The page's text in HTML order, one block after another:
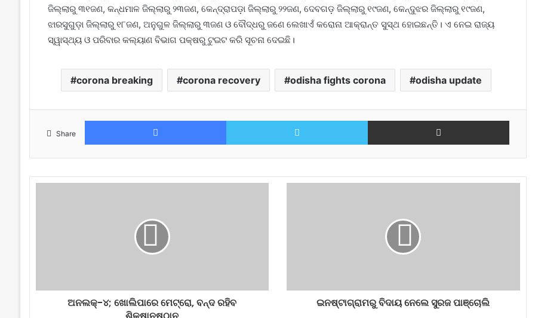
ଜିଲ୍ଲାରୁ ୩୧ଜଣ, କନ୍ଧମାଳ ଜିଲ୍ଲାରୁ ୨୩ଜଣ, କେନ୍ଦ୍ରାପଡ଼ା ଜିଲ୍ଲାରୁ ୨୨ଜଣ, ଦେବଗଡ଼ ଜିଲ୍ଲାରୁ ୧୯ଜଣ, କେନ୍ଦୁଝର ଜିଲ୍ଲାରୁ ୧୯ଜଣ,
ଝାରସୁଗୁଡ଼ା ଜିଲ୍ଲାରୁ ୧୮ଜଣ, ଅନୁଗୁଳ ଜିଲ୍ଲାରୁ ୩ଜଣ ଓ ବୌଦ୍ଧରୁ ଜଣେ ଲେଖାଏଁ କରୋନା ଆକ୍ରାନ୍ତ ସୁସ୍ଥ ହୋଇଛନ୍ତି। ଏ ନେଇ ରାଜ୍ୟ
ସ୍ୱାସ୍ଥ୍ୟ ଓ ପରିବାର କଲ୍ୟାଣ ବିଭାଗ ପକ୍ଷରୁ ଟୁଇଟ କରି ସୂଚନା ଦେଇଛି।
corona breaking corona recovery odisha fights corona odisha update
Share
Facebook Twitter Share via Email
ଅନଲକ୍-୪; ଖୋଲିପାରେ ମେଟ୍ରୋ, ବନ୍ଦ ରହିବ
ଇନଷ୍ଟାଗ୍ରାମରୁ ବିଦାୟ ନେଲେ ସୁରଜ ପାଞ୍ଚୋଲି